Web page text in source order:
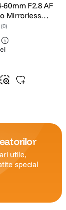
60mm F2.8 AF
Mirrorless
E
(0)
utile,
special